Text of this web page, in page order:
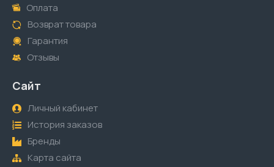
Оплата
Возврат товара
Гарантия
Отзывы
Сайт
Личный кабинет
История заказов
Бренды
Карта сайта